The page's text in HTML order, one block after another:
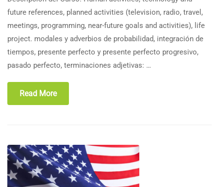
future references, planned activities (television, radio, travel,
meetings, programming, near-future goals and activities), life
project. modales y adverbios de probabilidad, integración de
tiempos, presente perfecto y presente perfecto progresivo,
pasado perfecto, terminaciones adjetivas: …
Read More